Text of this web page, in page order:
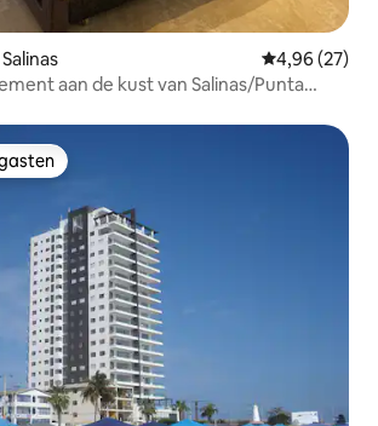
Gemiddelde
4,96 (27)
aan de kust van Salinas/Punta
gasten